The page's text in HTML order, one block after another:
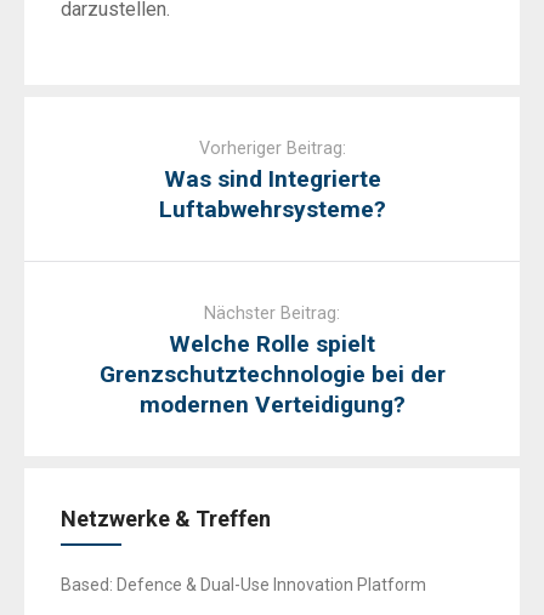
darzustellen.
Vorheriger Beitrag:
Was sind Integrierte
Luftabwehrsysteme?
Nächster Beitrag:
Welche Rolle spielt
Grenzschutztechnologie bei der
modernen Verteidigung?
Netzwerke & Treffen
Based: Defence & Dual-Use Innovation Platform